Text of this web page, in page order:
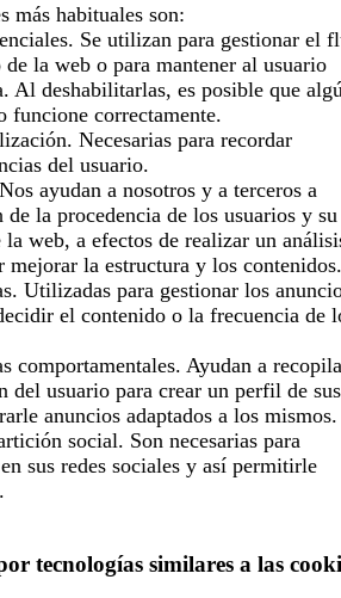
más habituales son:
Se utilizan para gestionar el
la web o para mantener al usuario
Al deshabilitarlas, es posible que
funcione correctamente.
Necesarias para recordar
del usuario.
ayudan a nosotros y a terceros a
la procedencia de los usuarios y su
web, a efectos de realizar un
mejorar la estructura y los contenidos.
Utilizadas para gestionar los
el contenido o la frecuencia de
comportamentales. Ayudan a
del usuario para crear un perfil de sus
anuncios adaptados a los mismos.
social. Son necesarias para
sus redes sociales y así permitirle
tecnologías similares a las